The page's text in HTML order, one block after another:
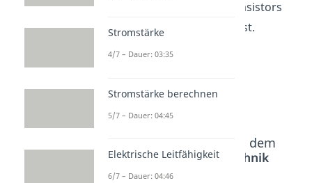
du mithilfe eines NPN Transistors
Schaltkreise steuern kannst.
Beliebte Inhalte aus dem
BereichElektrotechnik
Grundlagen
Stromstärke
4/7 – Dauer: 03:35
Stromstärke berechnen
5/7 – Dauer: 04:45
Elektrische Leitfähigkeit
6/7 – Dauer: 04:46